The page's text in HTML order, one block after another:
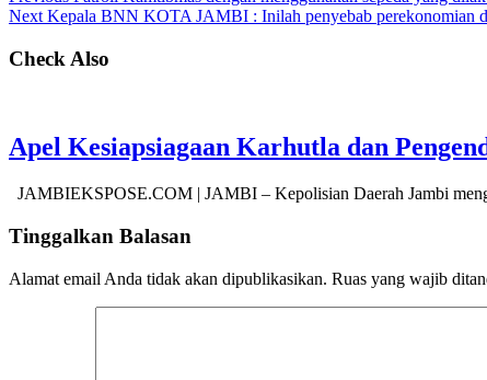
Next Kepala BNN KOTA JAMBI : Inilah penyebab
Check Also
Apel Kesiapsiagaan Karhutla dan
JAMBIEKSPOSE.COM | JAMBI – Kepolisian Daerah Jambi
Tinggalkan Balasan
Alamat email Anda tidak akan dipublikasikan. Ruas yang wajib